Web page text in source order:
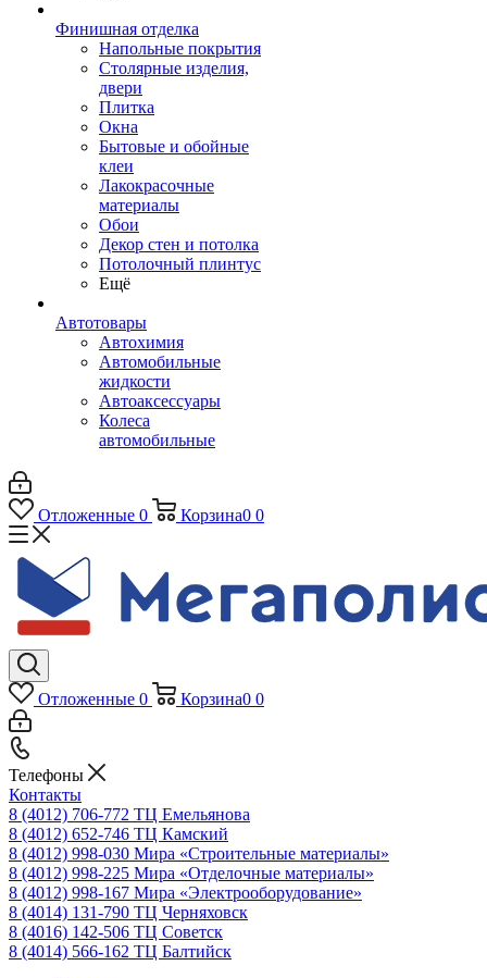
Финишная отделка
Напольные покрытия
Столярные изделия,
двери
Плитка
Окна
Бытовые и обойные
клеи
Лакокрасочные
материалы
Обои
Декор стен и потолка
Потолочный плинтус
Ещё
Автотовары
Автохимия
Автомобильные
жидкости
Автоаксессуары
Колеса
автомобильные
Отложенные 0 Корзина0 0
Отложенные 0 Корзина0 0
Телефоны
Контакты
8 (4012) 706-772 ТЦ Емельянова
8 (4012) 652-746 ТЦ Камский
8 (4012) 998-030 Мира «Строительные материалы»
8 (4012) 998-225 Мира «Отделочные материалы»
8 (4012) 998-167 Мира «Электрооборудование»
8 (4014) 131-790 ТЦ Черняховск
8 (4016) 142-506 ТЦ Советск
8 (4014) 566-162 ТЦ Балтийск